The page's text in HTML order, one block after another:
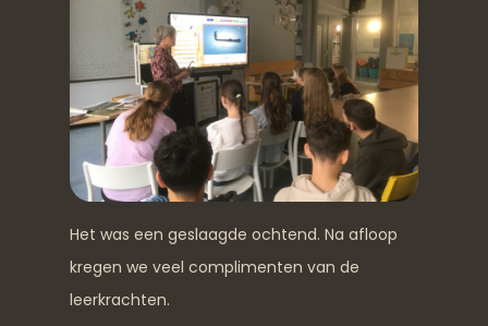
Het was een geslaagde ochtend. Na afloop
kregen we veel complimenten van de
leerkrachten.